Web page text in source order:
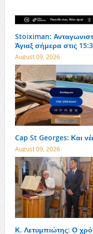
Stoiximan:
Άγιαξ σήμερα στις
August 09, 2026
Cap St Georges: Και
August 09, 2026
Κ. Λετυμπιώτης: Ο